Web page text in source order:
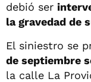
debió ser
la gravedad de
El siniestro se
de septiembre
la calle La